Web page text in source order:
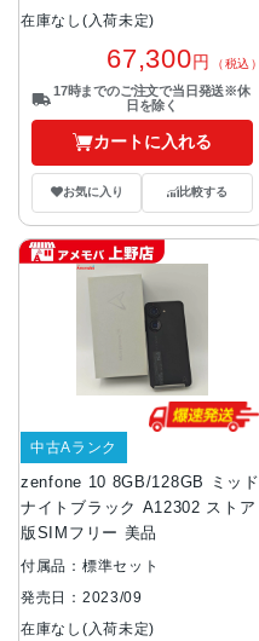
在庫なし(入荷未定)
67,300円 （税込）
17時までのご注文で当日発送※休
日を除く
カートに入れる
お気に入り 比較する
zenfone 10 8GB/128GB ミッド
ナイトブラック A12302 ストア
版SIMフリー 美品
中古Aランク
付属品：標準セット
発売日：2023/09
在庫なし(入荷未定)